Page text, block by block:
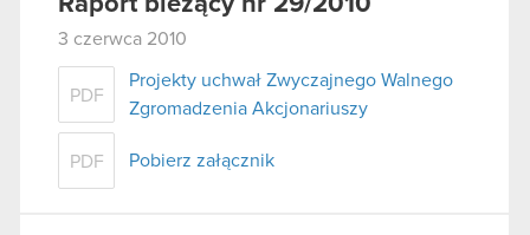
3 czerwca 2010
PDF
Projekty uchwał Zwyczajnego Walnego
Zgromadzenia Akcjonariuszy
PDF Pobierz załącznik